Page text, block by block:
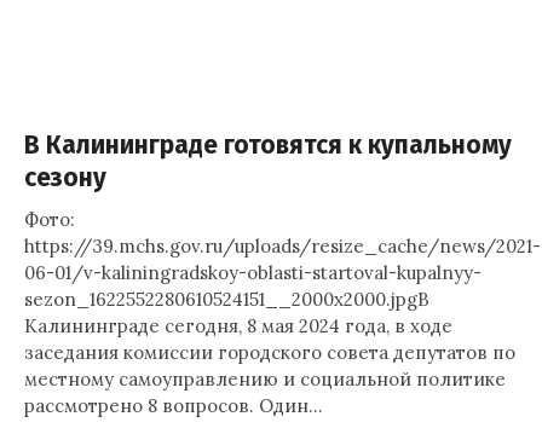
В Калининграде готовятся к купальному
сезону
Фото:
https://39.mchs.gov.ru/uploads/resize_cache/news/2021-
06-01/v-kaliningradskoy-oblasti-startoval-kupalnyy-
sezon_1622552280610524151__2000x2000.jpgВ
Калининграде сегодня, 8 мая 2024 года, в ходе
заседания комиссии городского совета депутатов по
местному самоуправлению и социальной политике
рассмотрено 8 вопросов. Один…